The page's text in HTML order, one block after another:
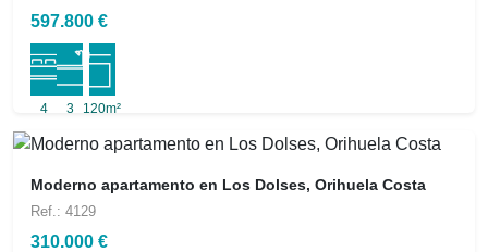
597.800 €
4 3 120m²
Moderno apartamento en Los Dolses, Orihuela Costa
Ref.: 4129
310.000 €